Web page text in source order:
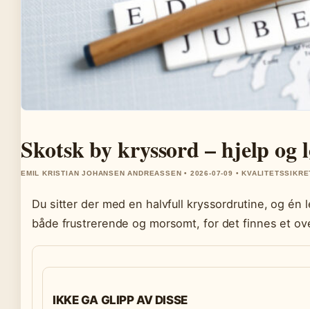
Skotsk by kryssord – hjelp og
EMIL KRISTIAN JOHANSEN ANDREASSEN • 2026-07-09 •
Du sitter der med en halvfull kryssordrutine, og
både frustrerende og morsomt, for det finnes et
IKKE GA GLIPP AV DISSE